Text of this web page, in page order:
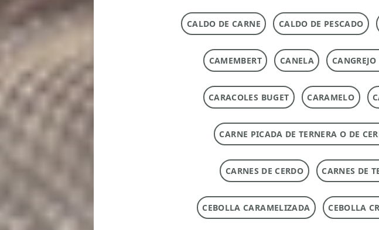
CALDO DE CARNE CALDO DE PESCADO
CAMEMBERT CANELA
CARACOLES BUGET CARAMELO
CARNE PICADA DE TERNERA O DE
CARNES DE CERDO CARNES DE
CEBOLLA CARAMELIZADA CEBOLLA